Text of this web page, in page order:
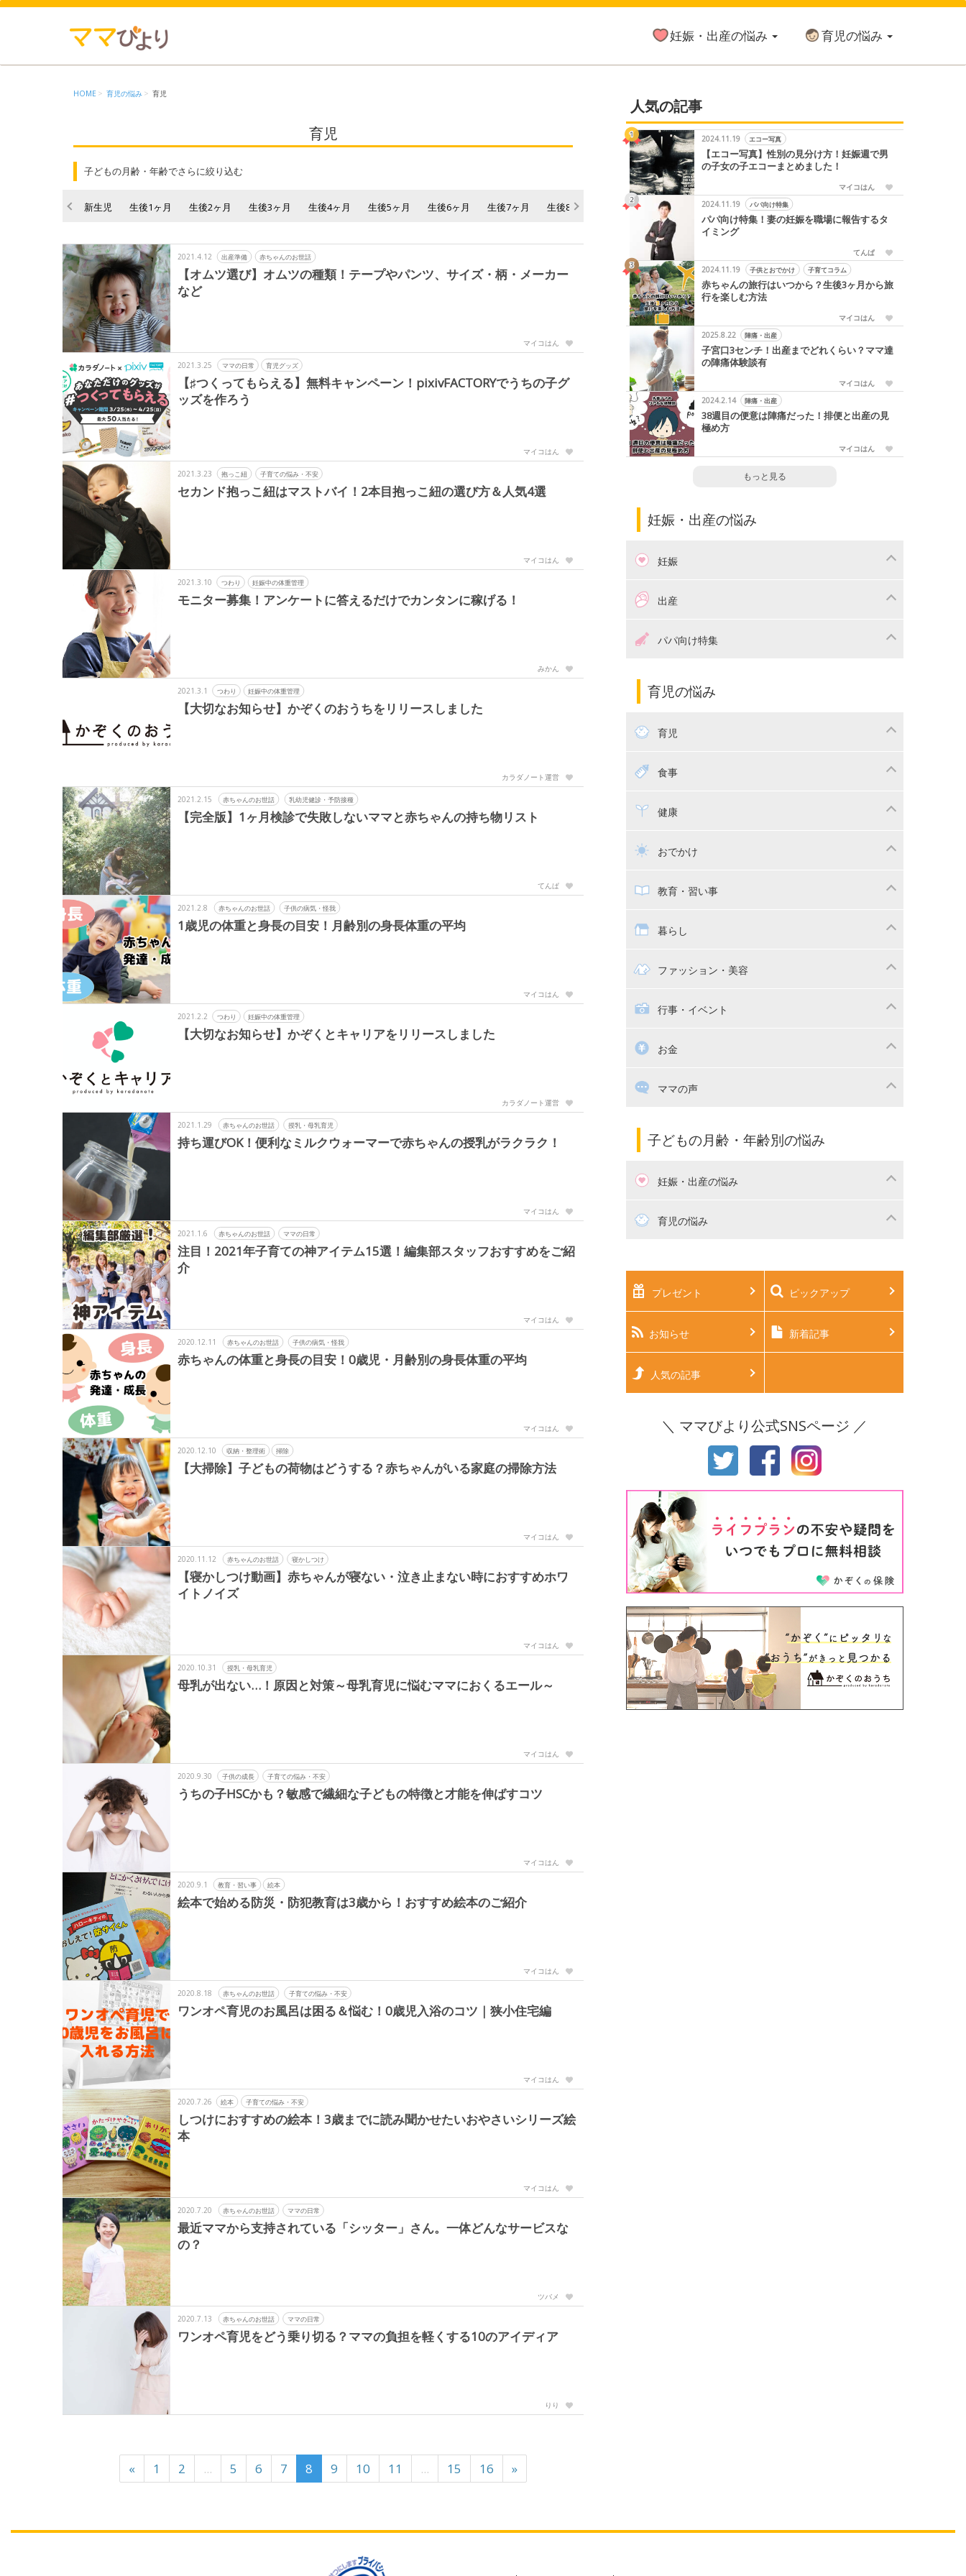
妊娠・出産の悩み 育児の悩み
HOME 育児の悩み 育児
育児
子どもの月齢・年齢でさらに絞り込む
新生児 生後1ヶ月 生後2ヶ月 生後3ヶ月 生後4ヶ月 生後5ヶ月 生後6ヶ月 生後7ヶ月 生後8ヶ月 生後9ヶ月 生後10ヶ月 生後11ヶ月
2021.4.12 出産準備 赤ちゃんのお世話
【オムツ選び】オムツの種類！テープやパンツ、サイズ・柄・メーカー
など
マイコはん
2021.3.25 ママの日常 育児グッズ
【♯つくってもらえる】無料キャンペーン！pixivFACTORYでうちの子グ
ッズを作ろう
マイコはん
2021.3.23 抱っこ紐 子育ての悩み・不安
セカンド抱っこ紐はマストバイ！2本目抱っこ紐の選び方＆人気4選
マイコはん
2021.3.10 つわり 妊娠中の体重管理
モニター募集！アンケートに答えるだけでカンタンに稼げる！
みかん
2021.3.1 つわり 妊娠中の体重管理
【大切なお知らせ】かぞくのおうちをリリースしました
カラダノート運営
2021.2.15 赤ちゃんのお世話 乳幼児健診・予防接種
【完全版】1ヶ月検診で失敗しないママと赤ちゃんの持ち物リスト
てんぱ
2021.2.8 赤ちゃんのお世話 子供の病気・怪我
1歳児の体重と身長の目安！月齢別の身長体重の平均
マイコはん
2021.2.2 つわり 妊娠中の体重管理
【大切なお知らせ】かぞくとキャリアをリリースしました
カラダノート運営
2021.1.29 赤ちゃんのお世話 授乳・母乳育児
持ち運びOK！便利なミルクウォーマーで赤ちゃんの授乳がラクラク！
マイコはん
2021.1.6 赤ちゃんのお世話 ママの日常
注目！2021年子育ての神アイテム15選！編集部スタッフおすすめをご紹
介
マイコはん
2020.12.11 赤ちゃんのお世話 子供の病気・怪我
赤ちゃんの体重と身長の目安！0歳児・月齢別の身長体重の平均
マイコはん
2020.12.10 収納・整理術 掃除
【大掃除】子どもの荷物はどうする？赤ちゃんがいる家庭の掃除方法
マイコはん
2020.11.12 赤ちゃんのお世話 寝かしつけ
【寝かしつけ動画】赤ちゃんが寝ない・泣き止まない時におすすめホワ
イトノイズ
マイコはん
2020.10.31 授乳・母乳育児
母乳が出ない…！原因と対策～母乳育児に悩むママにおくるエール～
マイコはん
2020.9.30 子供の成長 子育ての悩み・不安
うちの子HSCかも？敏感で繊細な子どもの特徴と才能を伸ばすコツ
マイコはん
2020.9.1 教育・習い事 絵本
絵本で始める防災・防犯教育は3歳から！おすすめ絵本のご紹介
マイコはん
2020.8.18 赤ちゃんのお世話 子育ての悩み・不安
ワンオペ育児のお風呂は困る＆悩む！0歳児入浴のコツ｜狭小住宅編
マイコはん
2020.7.26 絵本 子育ての悩み・不安
しつけにおすすめの絵本！3歳までに読み聞かせたいおやさいシリーズ絵
本
マイコはん
2020.7.20 赤ちゃんのお世話 ママの日常
最近ママから支持されている「シッター」さん。一体どんなサービスな
の？
ツバメ
2020.7.13 赤ちゃんのお世話 ママの日常
ワンオペ育児をどう乗り切る？ママの負担を軽くする10のアイディア
りり
« 1 2 ... 5 6 7 8 9 10 11 ... 15 16 »
人気の記事
2024.11.19 エコー写真
【エコー写真】性別の見分け方！妊娠週で男
の子女の子エコーまとめました！
マイコはん
2024.11.19
パパ向け特集
パパ向け特集！妻の妊娠を職場に報告するタ
イミング
てんぱ
2024.11.19
子供とおでかけ 子育てコラム
赤ちゃんの旅行はいつから？生後3ヶ月から旅
行を楽しむ方法
マイコはん
2025.8.22
陣痛・出産
子宮口3センチ！出産までどれくらい？ママ達
の陣痛体験談有
マイコはん
2024.2.14
陣痛・出産
38週目の便意は陣痛だった！排便と出産の見
極め方
マイコはん
もっと見る
妊娠・出産の悩み
妊娠
つわり
妊娠中の食事
出産
出産準備パパ向け特集
パパ向け特集
育児の悩み
育児
赤ちゃんのお世話
寝かしつけ
トイトレ
食事
離乳食健康
乳幼児健診・予防接種
おでかけ
子供とおでかけ
抱っこ紐
教育・習い事
教育・習い事
幼稚園
絵本
暮らし
ママの日常
家族関係・夫婦関係
掃除
ファッション・美容
子供の服・ファッション
行事・イベント
漫画
出産祝い・内祝い
お金
住宅購入ママの声
子育てコラム
子どもの月齢・年齢別の悩み
妊娠・出産の悩み
妊活 育児の悩み
生後2ヶ月 生後3ヶ月
生後4ヶ月 生後5ヶ月
生後6ヶ月
生後11ヶ月
3才 4才
5才 6才
プレゼント ピックアップ
お知らせ 新着記事
人気の記事
＼ ママびより公式SNSページ ／